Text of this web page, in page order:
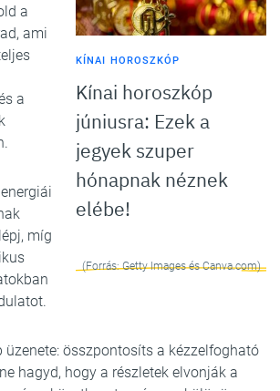
KÍNAI HOROSZKÓP
Kínai horoszkóp
júniusra: Ezek a
jegyek szuper
hónapnak néznek
elébe!
(Forrás: Getty Images és Canva.com)
a
ami
a
míg
üzenete: összpontosíts a kézzelfogható
hagyd, hogy a részletek elvonják a